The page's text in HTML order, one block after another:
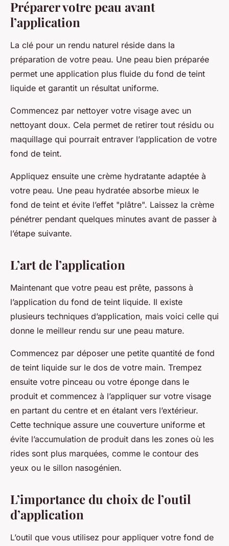
Préparer votre peau avant
l’application
La clé pour un rendu naturel réside dans la
préparation de votre peau. Une peau bien préparée
permet une application plus fluide du fond de teint
liquide et garantit un résultat uniforme.
Commencez par nettoyer votre visage avec un
nettoyant doux. Cela permet de retirer tout résidu ou
maquillage qui pourrait entraver l’application de votre
fond de teint.
Appliquez ensuite une crème hydratante adaptée à
votre peau. Une peau hydratée absorbe mieux le
fond de teint et évite l’effet "plâtre". Laissez la crème
pénétrer pendant quelques minutes avant de passer à
l’étape suivante.
L’art de l’application
Maintenant que votre peau est prête, passons à
l’application du fond de teint liquide. Il existe
plusieurs techniques d’application, mais voici celle qui
donne le meilleur rendu sur une peau mature.
Commencez par déposer une petite quantité de fond
de teint liquide sur le dos de votre main. Trempez
ensuite votre pinceau ou votre éponge dans le
produit et commencez à l’appliquer sur votre visage
en partant du centre et en étalant vers l’extérieur.
Cette technique assure une couverture uniforme et
évite l’accumulation de produit dans les zones où les
rides sont plus marquées, comme le contour des
yeux ou le sillon nasogénien.
L’importance du choix de l’outil
d’application
L’outil que vous utilisez pour appliquer votre fond de